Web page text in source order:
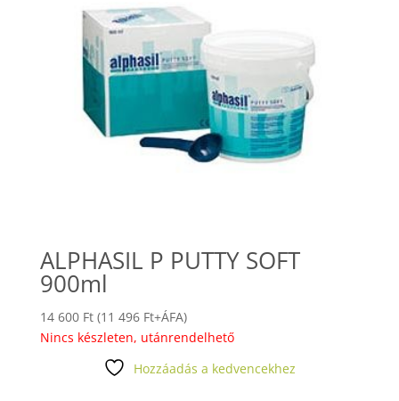
ALPHASIL P PUTTY SOFT
900ml
14 600 Ft (11 496 Ft+ÁFA)
Nincs készleten, utánrendelhető
Hozzáadás a kedvencekhez